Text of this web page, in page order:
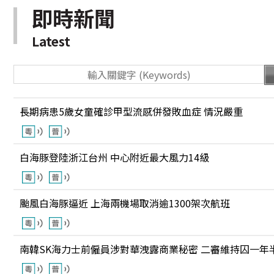
即時新聞
Latest
長期病患5歲女童確診甲型流感併發敗血症 情況嚴重
白海豚登陸浙江台州 中心附近最大風力14級
颱風白海豚逼近 上海兩機場取消逾1300架次航班
南韓SK海力士前僱員涉對華洩露商業秘密 二審維持囚一年